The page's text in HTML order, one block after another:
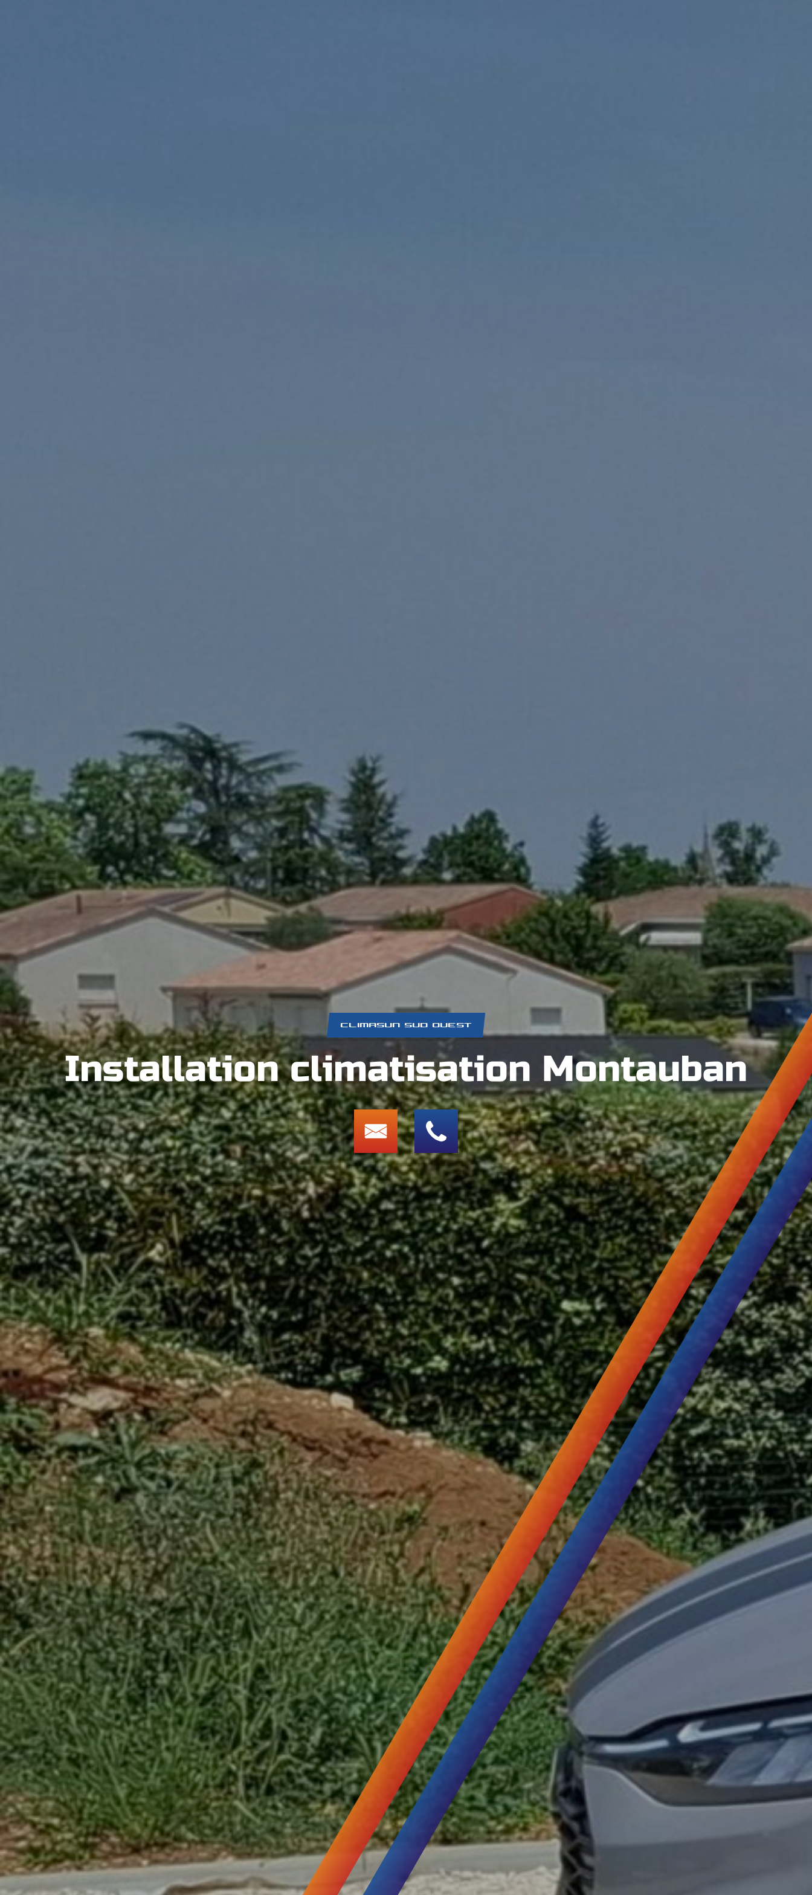
CLIMASUN SUD OUEST
Installation climatisation Montauban